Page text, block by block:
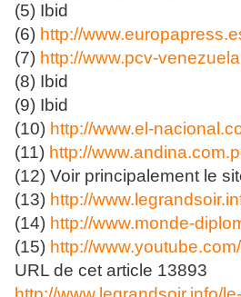
(5) Ibid
(6) http://
(7) http://www.pcv-
(8) Ibid
(9) Ibid
(10) http://www.el-
(11) http://
(12) Voir principalement le
(13) http://
(14) http://www.monde-
(15) http://
URL de cet article 13893